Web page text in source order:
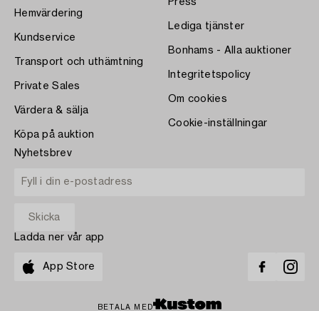
Hemvärdering
Kundservice
Transport och uthämtning
Private Sales
Värdera & sälja
Köpa på auktion
Press
Lediga tjänster
Bonhams - Alla auktioner
Integritetspolicy
Om cookies
Cookie-inställningar
Nyhetsbrev
Ladda ner vår app
App Store
BETALA MED